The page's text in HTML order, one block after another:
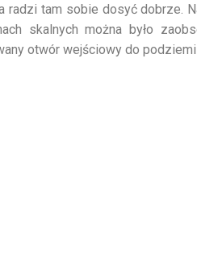
radzi tam sobie dosyć dobrze.
skalnych można było
otwór wejściowy do